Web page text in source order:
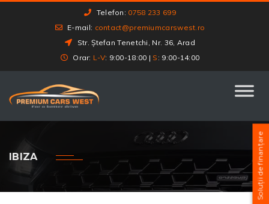
Telefon: 0758 233 699
E-mail: contact@premiumcarswest.ro
Str. Ștefan Tenetchi, Nr. 36, Arad
Orar: L-V: 9:00-18:00 | S : 9:00-14:00
IBIZA Soluții de finanțare